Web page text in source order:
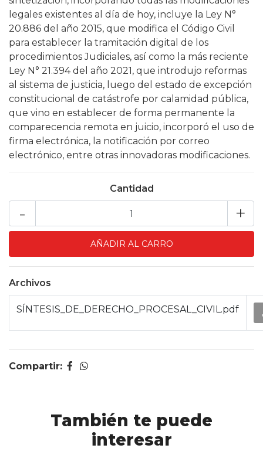
legales existentes al día de hoy, incluye la Ley N°
20.886 del año 2015, que modifica el Código Civil
para establecer la tramitación digital de los
procedimientos Judiciales, así como la más reciente
Ley N° 21.394 del año 2021, que introdujo reformas
al sistema de justicia, luego del estado de excepción
constitucional de catástrofe por calamidad pública,
que vino en establecer de forma permanente la
comparecencia remota en juicio, incorporó el uso de
firma electrónica, la notificación por correo
electrónico, entre otras innovadoras modificaciones.
Cantidad
+
-
Archivos
SÍNTESIS_DE_DERECHO_PROCESAL_CIVIL.pdf
Compartir:
También te puede
interesar